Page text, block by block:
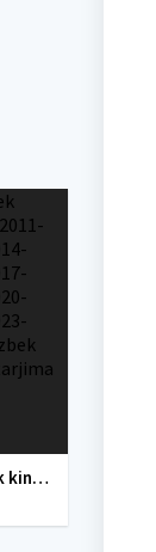
Yangi O'zbek kinolar 2010-2011-2012-2013-2014-2015-2016-2017-2018-2019-2020-2021-2022-2023-2024-2025 O'zbek tilida Uzbek tarjima Full HD